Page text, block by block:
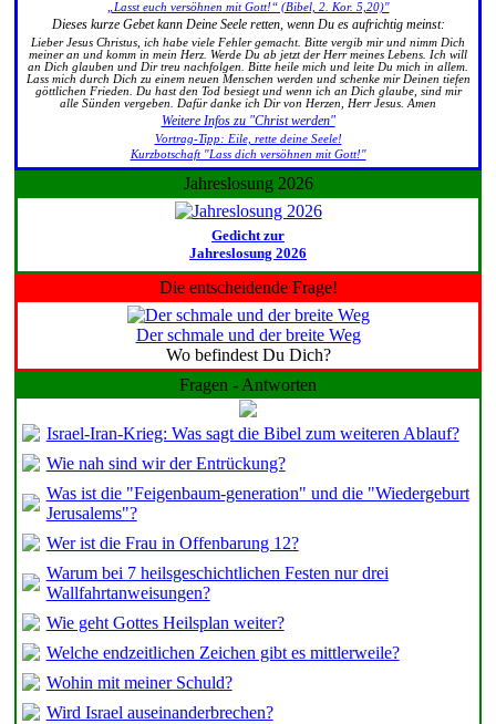
„Lasst euch versöhnen mit Gott!“ (Bibel, 2. Kor. 5,20)"
Dieses kurze Gebet kann Deine Seele retten, wenn Du es aufrichtig meinst:
Lieber Jesus Christus, ich habe viele Fehler gemacht. Bitte vergib mir und nimm Dich
meiner an und komm in mein Herz. Werde Du ab jetzt der Herr meines Lebens. Ich will
an Dich glauben und Dir treu nachfolgen. Bitte heile mich und leite Du mich in allem.
Lass mich durch Dich zu einem neuen Menschen werden und schenke mir Deinen tiefen
göttlichen Frieden. Du hast den Tod besiegt und wenn ich an Dich glaube, sind mir
alle Sünden vergeben. Dafür danke ich Dir von Herzen, Herr Jesus. Amen
Weitere Infos zu "Christ werden"
Vortrag-Tipp: Eile, rette deine Seele!
Kurzbotschaft "Lass dich versöhnen mit Gott!"
Jahreslosung 2026
Gedicht zur
Jahreslosung 2026
Die entscheidende Frage!
Der schmale und der breite Weg
Wo befindest Du Dich?
Fragen - Antworten
Israel-Iran-Krieg: Was sagt die Bibel zum weiteren Ablauf?
Wie nah sind wir der Entrückung?
Was ist die "Feigenbaum-generation" und die "Wiedergeburt
Jerusalems"?
Wer ist die Frau in Offenbarung 12?
Warum bei 7 heilsgeschichtlichen Festen nur drei
Wallfahrtanweisungen?
Wie geht Gottes Heilsplan weiter?
Welche endzeitlichen Zeichen gibt es mittlerweile?
Wohin mit meiner Schuld?
Wird Israel auseinanderbrechen?